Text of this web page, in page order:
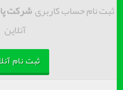
ثبت نام حساب کاربریشرکت
آنلاین
ثبت نام